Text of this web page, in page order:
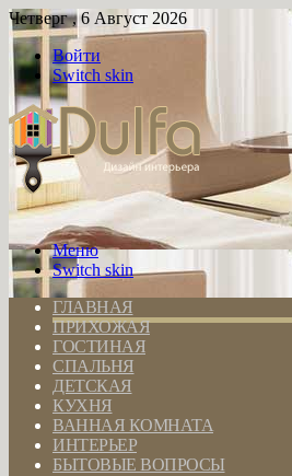
Четверг , 6 Август 2026
Войти
Switch skin
Меню
Switch skin
ГЛАВНАЯ
ПРИХОЖАЯ
ГОСТИНАЯ
СПАЛЬНЯ
ДЕТСКАЯ
КУХНЯ
ВАННАЯ КОМНАТА
ИНТЕРЬЕР
БЫТОВЫЕ ВОПРОСЫ